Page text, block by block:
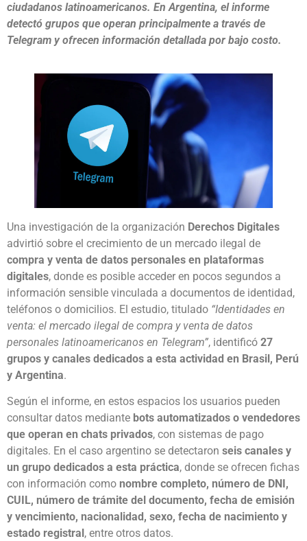
ciudadanos latinoamericanos. En Argentina, el informe
detectó grupos que operan principalmente a través de
Telegram y ofrecen información detallada por bajo costo.
Una investigación de la organización Derechos Digitales
advirtió sobre el crecimiento de un mercado ilegal de
compra y venta de datos personales en plataformas
digitales, donde es posible acceder en pocos segundos a
información sensible vinculada a documentos de identidad,
teléfonos o domicilios. El estudio, titulado “Identidades en
venta: el mercado ilegal de compra y venta de datos
personales latinoamericanos en Telegram”, identificó 27
grupos y canales dedicados a esta actividad en Brasil, Perú
y Argentina.
Según el informe, en estos espacios los usuarios pueden
consultar datos mediante bots automatizados o vendedores
que operan en chats privados, con sistemas de pago
digitales. En el caso argentino se detectaron seis canales y
un grupo dedicados a esta práctica, donde se ofrecen fichas
con información como nombre completo, número de DNI,
CUIL, número de trámite del documento, fecha de emisión
y vencimiento, nacionalidad, sexo, fecha de nacimiento y
estado registral , entre otros datos.